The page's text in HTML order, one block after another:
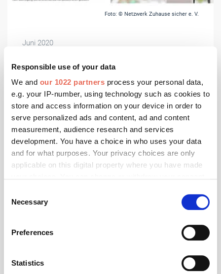
Responsible use of your data
We and our 1022 partners process your personal data,
e.g. your IP-number, using technology such as cookies to
store and access information on your device in order to
serve personalized ads and content, ad and content
measurement, audience research and services
development. You have a choice in who uses your data
and for what purposes. Your privacy choices are only
applicable on this digital property where you have made
the Privacy trigger icon.
Collect information about your geographical location
Identify your device by actively scanning it for
Selection
Necessary
Preferences
Statistics
Foto: © Netzwerk Zuhause sicher e. V.
Juni 2020
vieles, was vor wenigen Wochen noch völlig normal
und selbstverständlich erschien, müssen heute ganz
neue Wege gefunden werden. Das gilt auch für den
Einbruchschutz.